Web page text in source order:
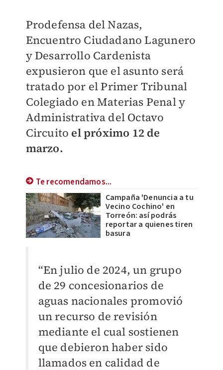
Prodefensa del Nazas,
Encuentro Ciudadano Lagunero
y Desarrollo Cardenista
expusieron que el asunto será
tratado por el Primer Tribunal
Colegiado en Materias Penal y
Administrativa del Octavo
Circuito el próximo 12 de
marzo.
Te recomendamos...
Campaña 'Denuncia a tu
Vecino Cochino' en
Torreón: así podrás
reportar a quienes tiren
basura
“En julio de 2024, un grupo
de 29 concesionarios de
aguas nacionales promovió
un recurso de revisión
mediante el cual sostienen
que debieron haber sido
llamados en calidad de